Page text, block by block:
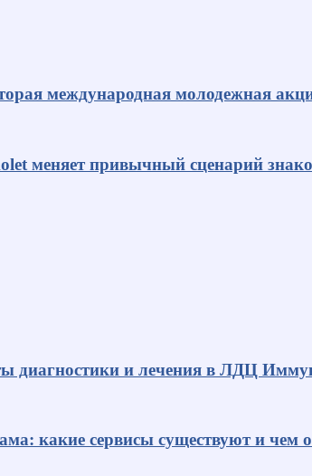
международная молодежная
меняет привычный сценарий
диагностики и лечения в ЛДЦ
какие сервисы существуют и чем